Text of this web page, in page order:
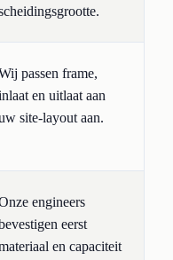
passen frame,
en uitlaat aan
site-layout aan.
engineers
eerst
en capaciteit